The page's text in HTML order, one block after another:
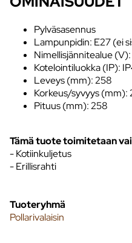
Pylväsasennus
Lampunpidin: E27 (ei
Nimellisjännitealue
Kotelointiluokka (IP):
Leveys (mm): 258
Korkeus/syvyys (mm):
Pituus (mm): 258
Tämä tuote toimitetaan
- Kotiinkuljetus
- Erillisrahti
Tuoteryhmä
Pollarivalaisin